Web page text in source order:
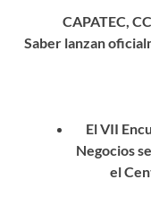
CAPATEC,
Saber lanzan
El VII
Negocios
el